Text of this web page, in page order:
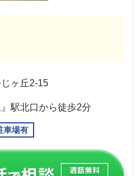
ヶ丘2-15
駅北口から徒歩2分
車場有